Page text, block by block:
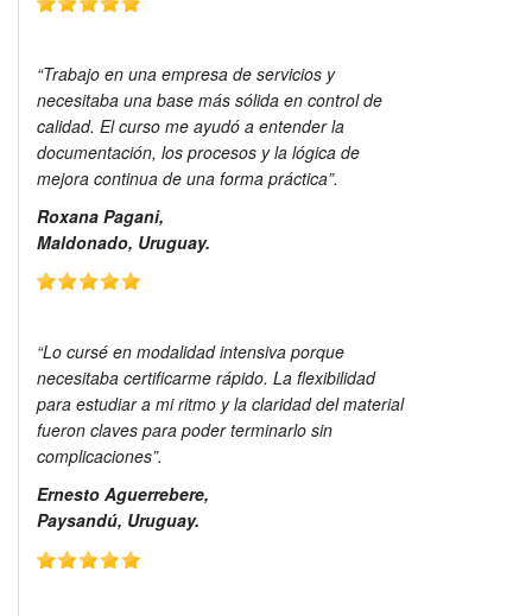
“Trabajo en una empresa de servicios y
necesitaba una base más sólida en control de
calidad. El curso me ayudó a entender la
documentación, los procesos y la lógica de
mejora continua de una forma práctica”.
Roxana Pagani,
Maldonado, Uruguay.
“Lo cursé en modalidad intensiva porque
necesitaba certificarme rápido. La flexibilidad
para estudiar a mi ritmo y la claridad del material
fueron claves para poder terminarlo sin
complicaciones”.
Ernesto Aguerrebere,
Paysandú, Uruguay.